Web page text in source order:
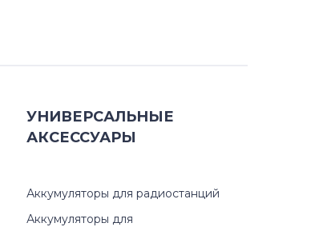
УНИВЕРСАЛЬНЫЕ
АКСЕССУАРЫ
Аккумуляторы для радиостанций
Аккумуляторы для